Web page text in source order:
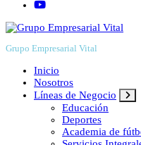
Grupo Empresarial Vital
Inicio
Nosotros
Líneas de Negocio
Educación
Deportes
Academia de